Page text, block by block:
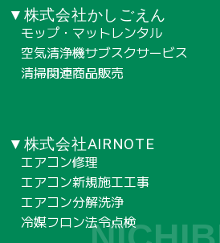
▼株式会社かしごえん
モップ・マットレンタル
空気清浄機サブスクサービス
清掃関連商品販売
▼株式会社AIRNOTE
エアコン修理
エアコン新規施工工事
エアコン分解洗浄
冷媒フロン法令点検